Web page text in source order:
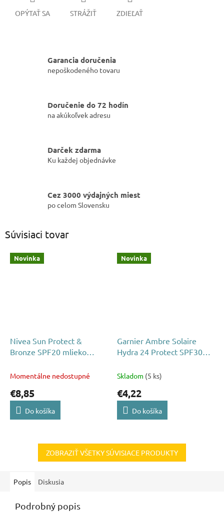
OPÝTAŤ SA STRÁŽIŤ ZDIEĽAŤ
Garancia doručenia
nepoškodeného tovaru
Doručenie do 72 hodín
na akúkoľvek adresu
Darček zdarma
Ku každej objednávke
Cez 3000 výdajných miest
po celom Slovensku
Súvisiaci tovar
Novinka
Nivea Sun Protect &
Bronze SPF20 mlieko
Momentálne nedostupné
€8,85
Do košíka
Novinka
Garnier Ambre Solaire
Hydra 24 Protect SPF30
Skladom (5 ks)
€4,22
Do košíka
ZOBRAZIŤ VŠETKY SÚVISIACE PRODUKTY
Popis Diskusia
Podrobný popis